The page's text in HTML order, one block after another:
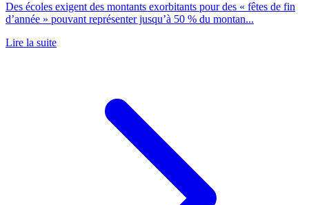
Des écoles exigent des montants exorbitants pour des « fêtes de fin
d’année » pouvant représenter jusqu’à 50 % du montan...
Lire la suite